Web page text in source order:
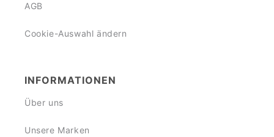
AGB
Cookie-Auswahl ändern
INFORMATIONEN
Über uns
Unsere Marken